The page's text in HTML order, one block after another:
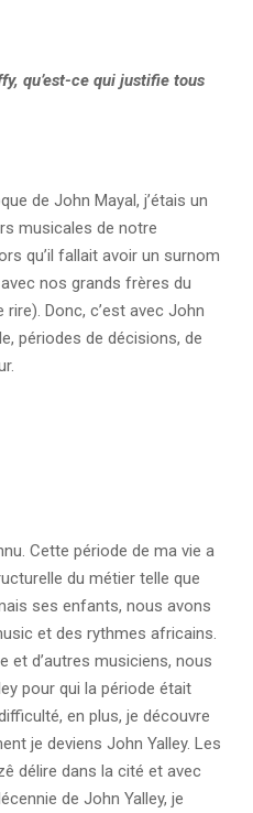
qu’est-ce qui justifie tous
de John Mayal, j’étais un
musicales de notre
qu’il fallait avoir un surnom
nos grands frères du
rire). Donc, c’est avec John
périodes de décisions, de
Cette période de ma vie a
du métier telle que
ses enfants, nous avons
et des rythmes africains.
et d’autres musiciens, nous
pour qui la période était
en plus, je découvre
je deviens John Yalley. Les
délire dans la cité et avec
de John Yalley, je